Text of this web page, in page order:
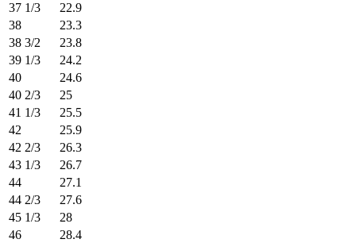
37 1/3
22.9
38
23.3
38 3/2
23.8
39 1/3
24.2
40
24.6
40 2/3
25
41 1/3
25.5
42
25.9
42 2/3
26.3
43 1/3
26.7
44
27.1
44 2/3
27.6
45 1/3
28
46
28.4